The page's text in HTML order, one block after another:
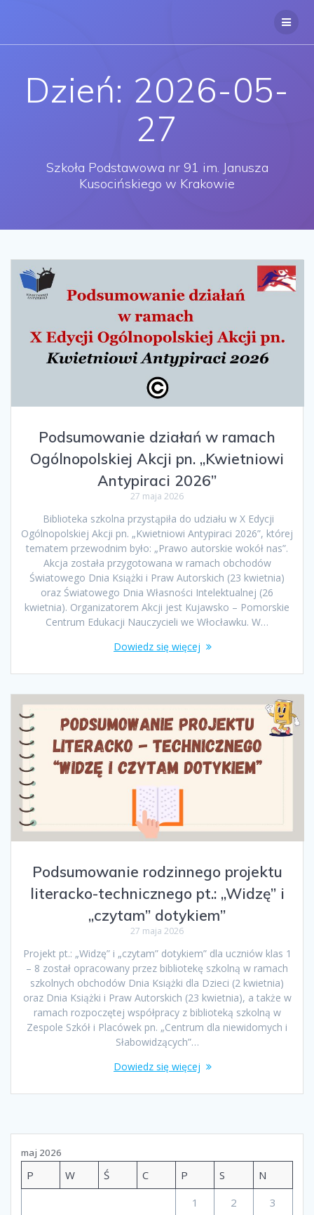
Dzień: 2026-05-
27
Szkoła Podstawowa nr 91 im. Janusza
Kusocińskiego w Krakowie
Podsumowanie działań w ramach
Ogólnopolskiej Akcji pn. „Kwietniowi
Antypiraci 2026”
27 maja 2026
Biblioteka szkolna przystąpiła do udziału w X Edycji
Ogólnopolskiej Akcji pn. „Kwietniowi Antypiraci 2026”, której
tematem przewodnim było: „Prawo autorskie wokół nas”.
Akcja została przygotowana w ramach obchodów
Światowego Dnia Książki i Praw Autorskich (23 kwietnia)
oraz Światowego Dnia Własności Intelektualnej (26
kwietnia). Organizatorem Akcji jest Kujawsko – Pomorskie
Centrum Edukacji Nauczycieli we Włocławku. W…
Dowiedz się więcej
Podsumowanie rodzinnego projektu
literacko-technicznego pt.: „Widzę” i
„czytam” dotykiem”
27 maja 2026
Projekt pt.: „Widzę” i „czytam” dotykiem” dla uczniów klas 1
– 8 został opracowany przez bibliotekę szkolną w ramach
szkolnych obchodów Dnia Książki dla Dzieci (2 kwietnia)
oraz Dnia Książki i Praw Autorskich (23 kwietnia), a także w
ramach rozpoczętej współpracy z biblioteką szkolną w
Zespole Szkół i Placówek pn. „Centrum dla niewidomych i
Słabowidzących”…
Dowiedz się więcej
maj 2026
P W Ś C P S
N
1
2
3